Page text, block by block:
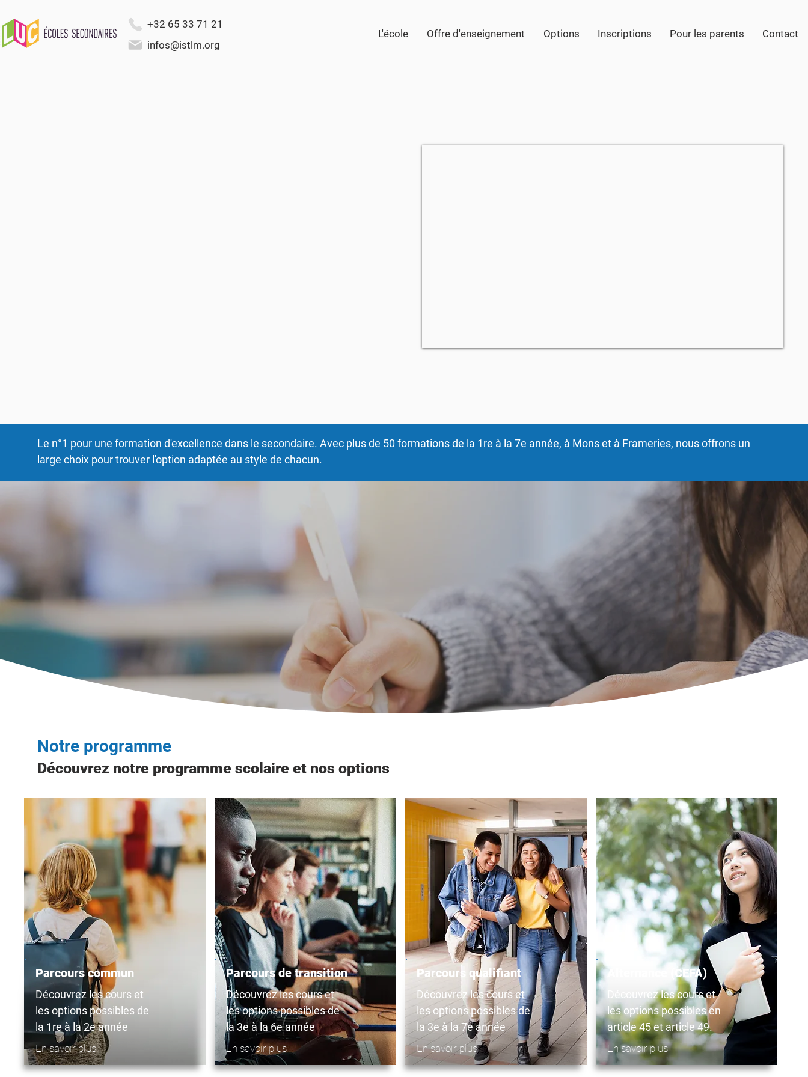
+32 65 33 71 21
infos@istlm.org
L'école Offre d'enseignement Options Inscriptions Pour les parents Contact
Le n°1 pour une formation d'excellence dans le secondaire. Avec plus de 50 formations de la 1re à la 7e année, à Mons et à Frameries, nous offrons un
large choix pour trouver l'option adaptée au style de chacun.
Les inscriptions 2026-2027 sont ouvertes !
Vous pouvez dès à présent vous présenter sur rendez-vous au
Découvrez nos
heures d'ouverture, du 04 juillet au 22 août, pour vous inscrire
pour la rentrée 2026-2027.
Voir les modalités d'inscription
Notre programme
Découvrez notre programme scolaire et nos options
Parcours commun
Découvrez les cours et
les options possibles de
la 1re à la 2e année
En savoir plus
Parcours de transition
Découvrez les cours et
les options possibles de
la 3e à la 6e année
En savoir plus
Parcours qualifiant
Découvrez les cours et
les options possibles de
la 3e à la 7e année
En savoir plus
Alternance (CEFA)
Découvrez les cours et
les options possibles en
article 45 et article 49.
En savoir plus